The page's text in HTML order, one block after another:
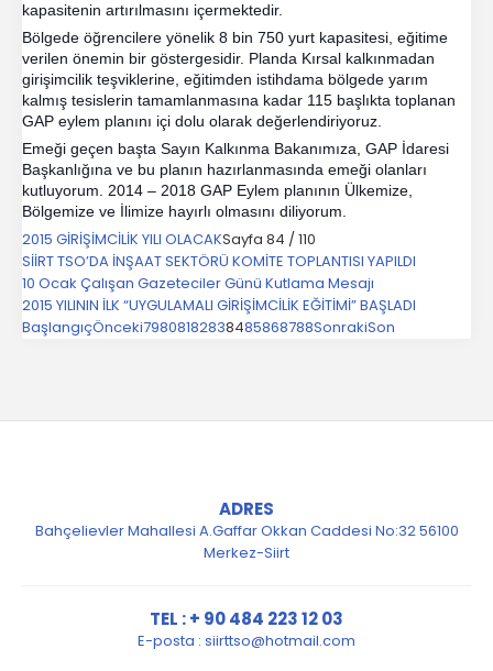
kapasitenin artırılmasını içermektedir.
Bölgede öğrencilere yönelik 8 bin 750 yurt kapasitesi, eğitime
verilen önemin bir göstergesidir. Planda Kırsal kalkınmadan
girişimcilik teşviklerine, eğitimden istihdama bölgede yarım
kalmış tesislerin tamamlanmasına kadar 115 başlıkta toplanan
GAP eylem planını içi dolu olarak değerlendiriyoruz.
Emeği geçen başta Sayın Kalkınma Bakanımıza, GAP İdaresi
Başkanlığına ve bu planın hazırlanmasında emeği olanları
kutluyorum. 2014 – 2018 GAP Eylem planının Ülkemize,
Bölgemize ve İlimize hayırlı olmasını diliyorum.
2015 GİRİŞİMCİLİK YILI OLACAK
SİİRT TSO’DA İNŞAAT SEKTÖRÜ KOMİTE TOPLANTISI YAPILDI
10 Ocak Çalışan Gazeteciler Günü Kutlama Mesajı
2015 YILININ İLK “UYGULAMALI GİRİŞİMCİLİK EĞİTİMİ” BAŞLADI
Sayfa 84 / 110
BaşlangıçÖnceki79808182838485868788SonrakiSon
ADRES
Bahçelievler Mahallesi A.Gaffar Okkan Caddesi No:32 56100
Merkez-Siirt
TEL : + 90 484 223 12 03
E-posta : siirttso@hotmail.com